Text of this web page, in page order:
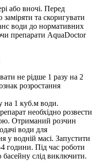
або вночі. Перед
заміряти та скоригувати
води до нормативних
препарати AquaDoctor
не рідше 1 разу на 2
розростання
на 1 куб.м води.
необхідно розвести
Отриманий розчин
води для
у водній масі. Запустити
4 години. Під час роботи
басейну слід виключити.